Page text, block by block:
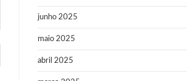
junho 2025
maio 2025
abril 2025